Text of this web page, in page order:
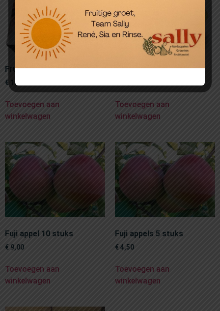
Fruitmand in doos
€ 15,00
Toevoegen aan
winkelwagen
Fruitmand Zilver
Toevoegen aan
winkelwagen
Fuji appel 10 stuks
€ 9,00
Toevoegen aan
winkelwagen
Fuji appels 5 stuks
€4,50
Toevoegen aan
winkelwagen